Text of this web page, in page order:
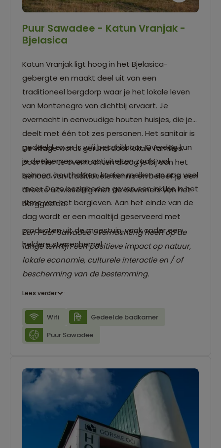
Puur Sawadee - Katun Vranjak -
Bjelasica
Katun Vranjak ligt hoog in het Bjelasica-
gebergte en maakt deel uit van een
traditioneel bergdorp waar je het lokale leven
van Montenegro van dichtbij ervaart. Je
overnacht in eenvoudige houten huisjes, die je
deelt met één tot zes personen. Het sanitair is
gedeeld en er is wifi beschikbaar. Overdag kun
je deelnemen aan activiteiten zoals wol
spinnen, houthakken, koeien melken en nog veel
meer. Deze bezigheden geven een inkijkje in het
ritme van het bergleven. Aan het einde van de
dag wordt er een maaltijd geserveerd met
producten uit de moestuin, vaak onder een
heldere sterrenhemel.
De village wordt gerund door lokale families.
Door hier te overnachten draag je bij aan het
behoud van traditionele kennis en beleef je een
directe uitwisseling met de bewoners van het
berggebied.
Een Puur Sawadee overnachting heeft op de
lange termijn een positieve impact op natuur,
lokale economie, culturele interactie en / of
bescherming van de bestemming.
Lees verder
Wifi
Gedeelde badkamer
Puur Sawadee